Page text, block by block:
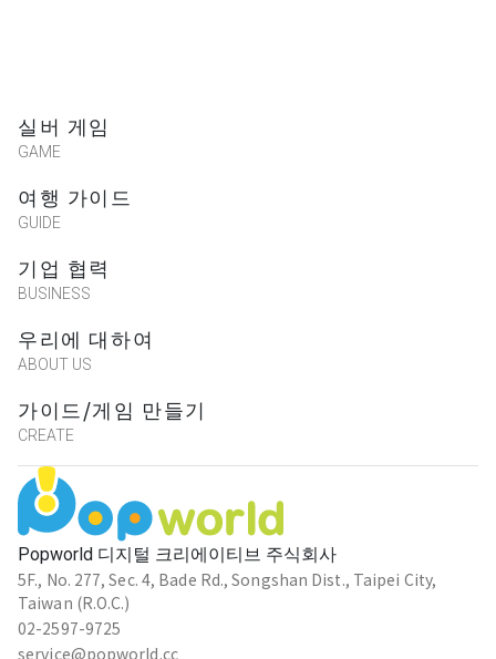
Popworld 디지털 크리에이티브 주식회사
5F., No. 277, Sec. 4, Bade Rd., Songshan Dist., Taipei City,
Taiwan (R.O.C.)
02-2597-9725
service@popworld.cc
실버 게임
GAME
여행 가이드
GUIDE
기업 협력
BUSINESS
우리에 대하여
ABOUT US
가이드/게임 만들기
CREATE